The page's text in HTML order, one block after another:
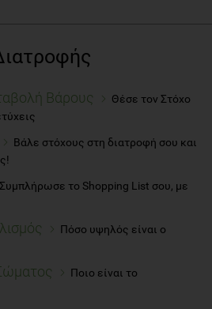
Βάρους
Θέσε τον Στόχο
Βάλε στόχους στη διατροφή σου και
Συμπλήρωσε το Shopping List σου, με
Πόσο υψηλός είναι ο
Ποιο είναι το